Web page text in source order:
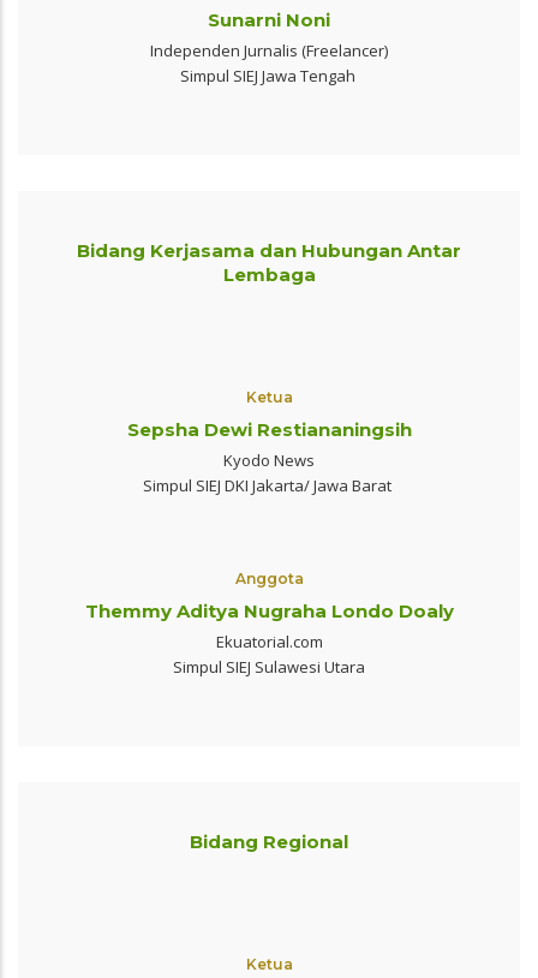
Sunarni Noni
Independen Jurnalis (Freelancer)
Simpul SIEJ Jawa Tengah
Bidang Kerjasama dan Hubungan Antar
Lembaga
Ketua
Sepsha Dewi Restiananingsih
Kyodo News
Simpul SIEJ DKI Jakarta/ Jawa Barat
Anggota
Themmy Aditya Nugraha Londo Doaly
Ekuatorial.com
Simpul SIEJ Sulawesi Utara
Bidang Regional
Ketua